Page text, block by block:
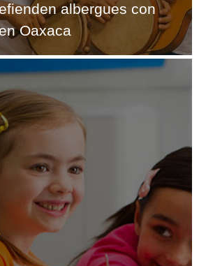
albergues con
Oaxaca